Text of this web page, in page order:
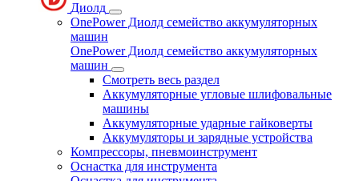
Диолд
OnePower Диолд семейство аккумуляторных
машин
OnePower Диолд семейство аккумуляторных
машин
Смотреть весь раздел
Аккумуляторные угловые шлифовальные
машины
Аккумуляторные ударные гайковерты
Аккумуляторы и зарядные устройства
Компрессоры, пневмоинструмент
Оснастка для инструмента